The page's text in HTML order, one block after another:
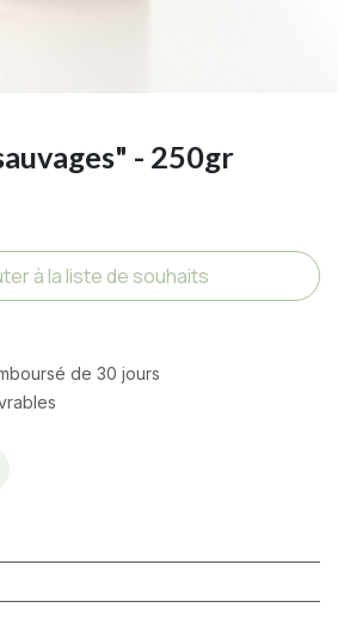
- 250gr
à la liste de souhaits
de 30 jours